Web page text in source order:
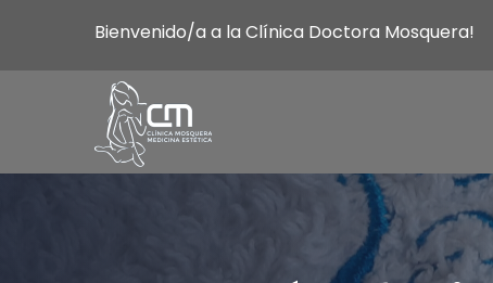
Bienvenido/a a la Clínica Doctora Mosquera!